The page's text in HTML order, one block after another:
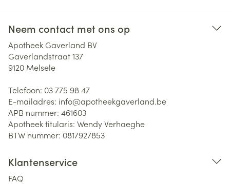
Neem contact met ons op
Apotheek Gaverland BV
Gaverlandstraat 137
9120 Melsele
Telefoon: 03 775 98 47
E-mailadres: info@apotheekgaverland.be
APB nummer: 461603
Apotheek titularis: Wendy Verhaeghe
BTW nummer: 0817927853
Klantenservice
FAQ